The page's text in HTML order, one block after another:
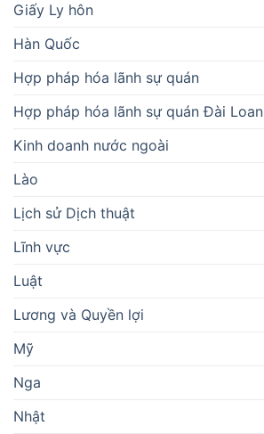
Giấy Ly hôn
Hàn Quốc
Hợp pháp hóa lãnh sự quán
Hợp pháp hóa lãnh sự quán Đài Loan
Kinh doanh nước ngoài
Lào
Lịch sử Dịch thuật
Lĩnh vực
Luật
Lương và Quyền lợi
Mỹ
Nga
Nhật